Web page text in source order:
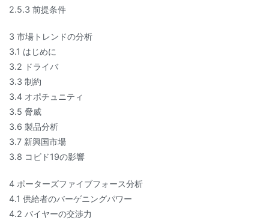
2.5.3 前提条件
3 市場トレンドの分析
3.1 はじめに
3.2 ドライバ
3.3 制約
3.4 オポチュニティ
3.5 脅威
3.6 製品分析
3.7 新興国市場
3.8 コビド19の影響
4 ポーターズファイブフォース分析
4.1 供給者のバーゲニングパワー
4.2 バイヤーの交渉力